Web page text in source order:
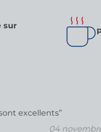
sur
04
excellents